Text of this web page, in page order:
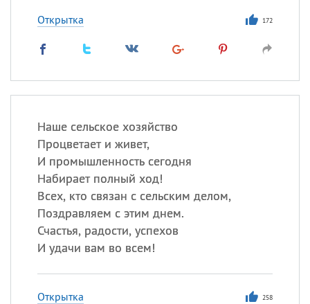
Открытка 172
Наше сельское хозяйство
Процветает и живет,
И промышленность сегодня
Набирает полный ход!
Всех, кто связан с сельским делом,
Поздравляем с этим днем.
Счастья, радости, успехов
И удачи вам во всем!
Открытка 258